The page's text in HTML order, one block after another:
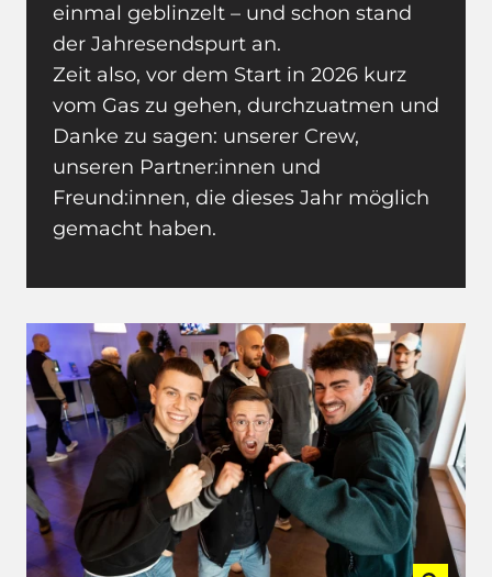
einmal geblinzelt – und schon stand
der Jahresendspurt an.
Zeit also, vor dem Start in 2026 kurz
vom Gas zu gehen, durchzuatmen und
Danke zu sagen: unserer Crew,
unseren Partner:innen und
Freund:innen, die dieses Jahr möglich
gemacht haben.